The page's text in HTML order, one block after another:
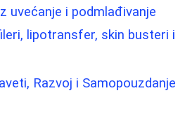
uvećanje i podmlađivanje
lipotransfer, skin busteri i
Razvoj i Samopouzdanje